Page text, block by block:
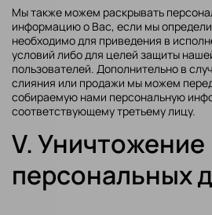
Мы также можем раскрывать
информацию о Вас, если мы
необходимо для приведения в
условий либо для целей защиты
пользователей. Дополнительно в
слияния или продажи мы можем
собираемую нами персональную
соответствующему третьему лицу.
V. Уничтожение
персональных